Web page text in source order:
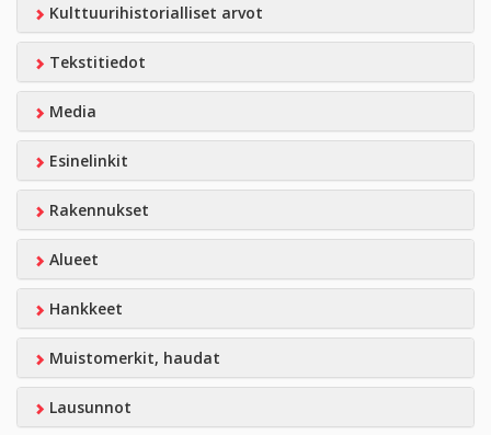
Kulttuurihistorialliset arvot
Tekstitiedot
Media
Esinelinkit
Rakennukset
Alueet
Hankkeet
Muistomerkit, haudat
Lausunnot